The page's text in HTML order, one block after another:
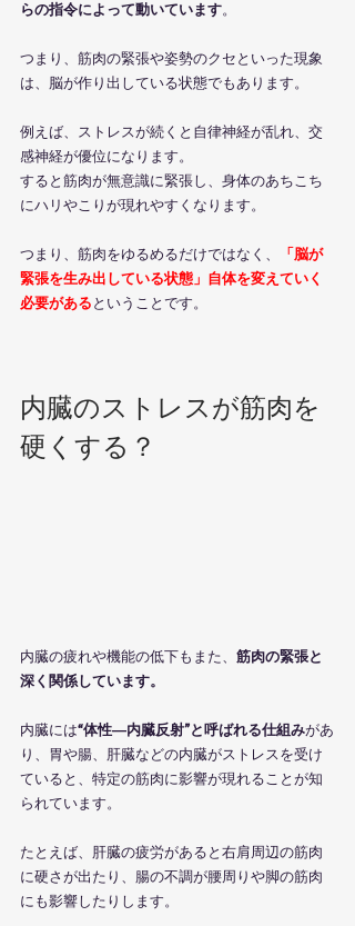
らの指令によって動いています。
つまり、筋肉の緊張や姿勢のクセといった現象
は、脳が作り出している状態でもあります。
例えば、ストレスが続くと自律神経が乱れ、交
感神経が優位になります。
すると筋肉が無意識に緊張し、身体のあちこち
にハリやこりが現れやすくなります。
つまり、筋肉をゆるめるだけではなく、
「脳が
緊張を生み出している状態」自体を変えていく
必要がある ということです。
内臓のストレスが筋肉を
硬くする？
内臓の疲れや機能の低下もまた、 筋肉の緊張と
深く関係しています。
内臓には“体性―内臓反射”と呼ばれる仕組みがあ
り、胃や腸、肝臓などの内臓がストレスを受け
ていると、特定の筋肉に影響が現れることが知
られています。
たとえば、肝臓の疲労があると右肩周辺の筋肉
に硬さが出たり、腸の不調が腰周りや脚の筋肉
にも影響したりします。